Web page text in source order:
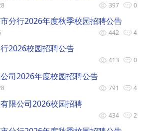
0
397
分行2026年度秋季校园招聘公告
4
442
2026校园招聘公告
0
413
司2026年度校园招聘公告
4
791
限公司2026校园招聘
2
434